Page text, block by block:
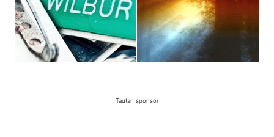
Tautan sponsor